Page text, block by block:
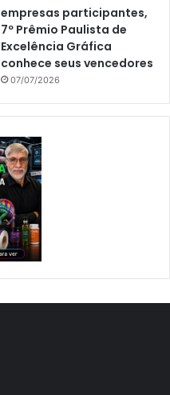
empresas participantes,
7º Prêmio Paulista de
Excelência Gráfica
conhece seus vencedores
07/07/2026